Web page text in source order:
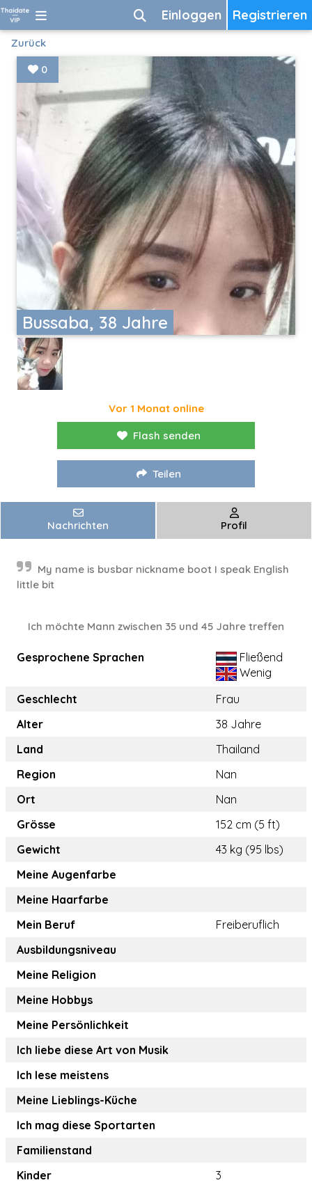
Registrieren
Einloggen
Zurück
Bussaba, 38 Jahre
0
Vor 1 Monat online
Flash senden
Teilen
Nachrichten Profil
My name is busbar nickname boot I speak English
little bit
Ich möchte Mann zwischen 35 und 45 Jahre treffen
Gesprochene Sprachen
Fließend
Wenig
Geschlecht
Frau
Alter
38 Jahre
Land
Thailand
Region
Nan
Ort
Nan
Grösse
152 cm (5 ft)
Gewicht
43 kg (95 lbs)
Meine Augenfarbe
Meine Haarfarbe
Mein Beruf
Freiberuflich
Ausbildungsniveau
Meine Religion
Meine Hobbys
Meine Persönlichkeit
Ich liebe diese Art von Musik
Ich lese meistens
Meine Lieblings-Küche
Ich mag diese Sportarten
Familienstand
Kinder
3